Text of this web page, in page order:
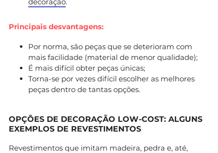
Principais desvantagens:
Por norma, são peças que se deterioram com
mais facilidade (material de menor qualidade);
É mais difícil obter peças únicas;
Torna-se por vezes difícil escolher as melhores
peças dentro de tantas opções.
OPÇÕES DE DECORAÇÃO LOW-COST: ALGUNS
EXEMPLOS DE REVESTIMENTOS
Revestimentos que imitam madeira, pedra e, até,